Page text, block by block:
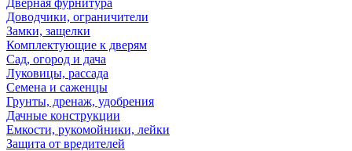
Дверная фурнитура
Доводчики, ограничители
Замки, защелки
Комплектующие к дверям
Сад, огород и дача
Луковицы, рассада
Семена и саженцы
Грунты, дренаж, удобрения
Дачные конструкции
Емкости, рукомойники, лейки
Защита от вредителей